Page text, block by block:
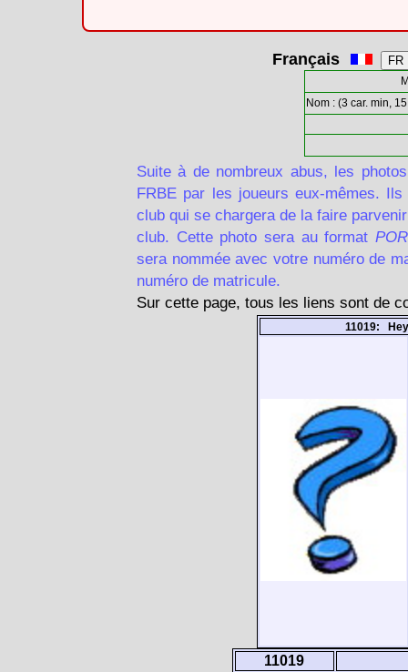
Français
Nom : (3 car. min,
Suite à de nombreux abus, les
FRBE par les joueurs eux-mêmes.
club qui se chargera de la faire
club. Cette photo sera au format
sera nommée avec votre numéro de
numéro de matricule.
Sur cette page, tous les liens sont de
11019:
11019